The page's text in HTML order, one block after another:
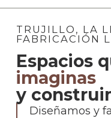
TRUJILLO, LA
FABRICACIÓN
Espacios
imaginas
y
Diseñamos y